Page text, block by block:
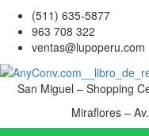
(511) 635-5877
963 708 322
ventas@lupoperu.com
San Miguel – Shopping
Miraflores –